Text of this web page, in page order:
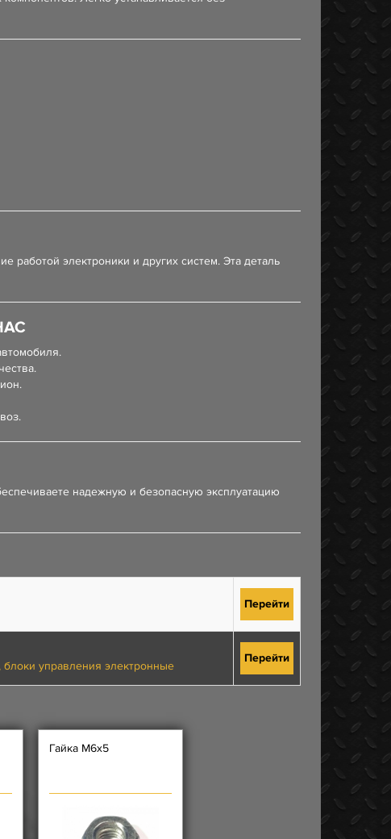
электроники и других систем. Эта деталь
надежную и безопасную эксплуатацию
Перейти
управления электронные
Перейти
Гайка М6х5